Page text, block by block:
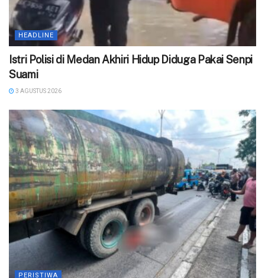
HEADLINE
‎Istri Polisi di Medan Akhiri Hidup Diduga Pakai Senpi
Suami
3 AGUSTUS 2026
PERISTIWA